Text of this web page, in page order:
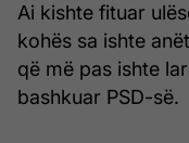
Ai kishte fituar
kohës sa ishte
që më pas ishte
bashkuar PSD-së.